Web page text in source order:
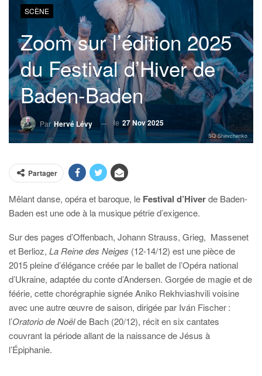
SCÈNE
Zoom sur l’édition 2025
du Festival d’Hiver de
Baden-Baden
ParHervé Lévy le 27 Nov 2025
SQ Shevchenko
Partager
Mêlant danse, opéra et baroque, le Festival d’Hiverde Baden-
Baden est une ode à la musique pétrie d’exigence.
Sur des pages d’Offenbach, Johann Strauss, Grieg, Massenet
et Berlioz, La Reine des Neiges (12-14/12) est une pièce de
2015 pleine d’élégance créée par le ballet de l’Opéra national
d’Ukraine, adaptée du conte d’Andersen. Gorgée de magie et de
féérie, cette chorégraphie signée Aniko Rekhviashvili voisine
avec une autre œuvre de saison, dirigée par Iván Fischer :
l’Oratorio de Noëlde Bach (20/12), récit en six cantates
couvrant la période allant de la naissance de Jésus à
l’Épiphanie.